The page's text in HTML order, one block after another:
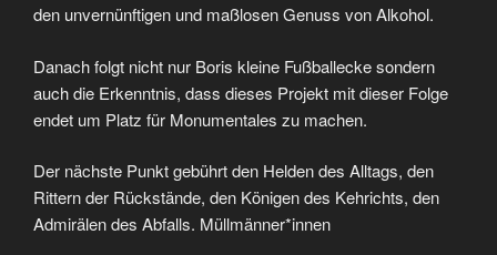
den unvernünftigen und maßlosen Genuss von Alkohol.
Danach folgt nicht nur Boris kleine Fußballecke sondern
auch die Erkenntnis, dass dieses Projekt mit dieser Folge
endet um Platz für Monumentales zu machen.
Der nächste Punkt gebührt den Helden des Alltags, den
Rittern der Rückstände, den Königen des Kehrichts, den
Admirälen des Abfalls. Müllmänner*innen